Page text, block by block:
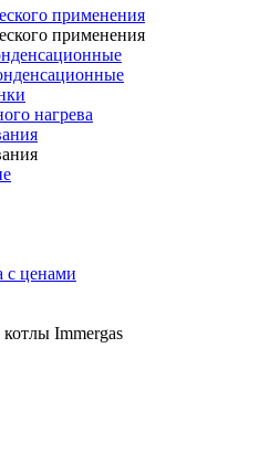
применения
применения
нагрева
с ценами
котлы Immergas